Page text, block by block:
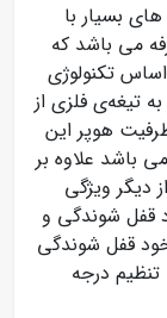
های بسیار با
می باشد که
تکنولوژی
تیغه‌ی فلزی از
باشد. ظرفیت هوپر این
باشد علاوه بر
دیگر ویژگی
قفل شوندگی و
قفل شوندگی
درجه